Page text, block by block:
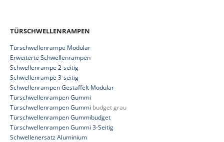
TÜRSCHWELLENRAMPEN
Türschwellenrampe Modular
Erweiterte Schwellenrampen
Schwellenrampe 2-seitig
Schwellenrampe 3-seitig
Schwellenrampen Gestaffelt Modular
Türschwellenrampen Gummi
Türschwellenrampen Gummi budget grau
Türschwellenrampen Gummibudget
Türschwellenrampen Gummi 3-Seitig
Schwellenersatz Aluminium